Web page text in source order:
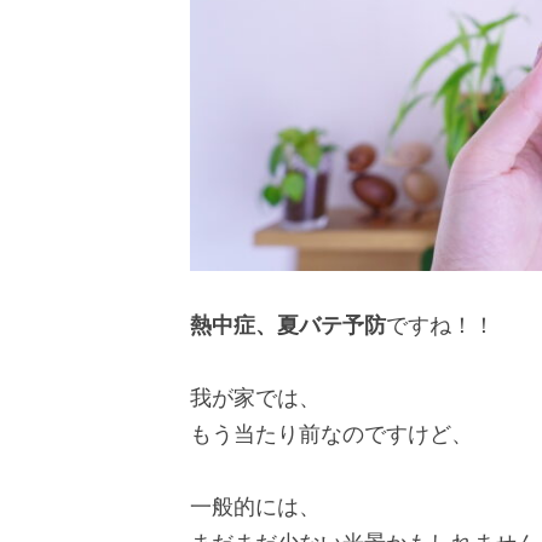
熱中症、夏バテ予防ですね！！
我が家では、
もう当たり前なのですけど、
一般的には、